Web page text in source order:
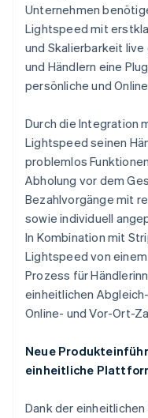
Unternehmen
Lightspeed mit
und Skalierbarkeit live
und Händlern eine
persönliche und
Durch die Integration
Lightspeed seinen
problemlos
Abholung vor dem
Bezahlvorgänge mit
sowie individuell
In Kombination mit
Lightspeed von
Prozess für
einheitlichen
Online- und Vor-Ort-
Neue
einheitliche
Dank der